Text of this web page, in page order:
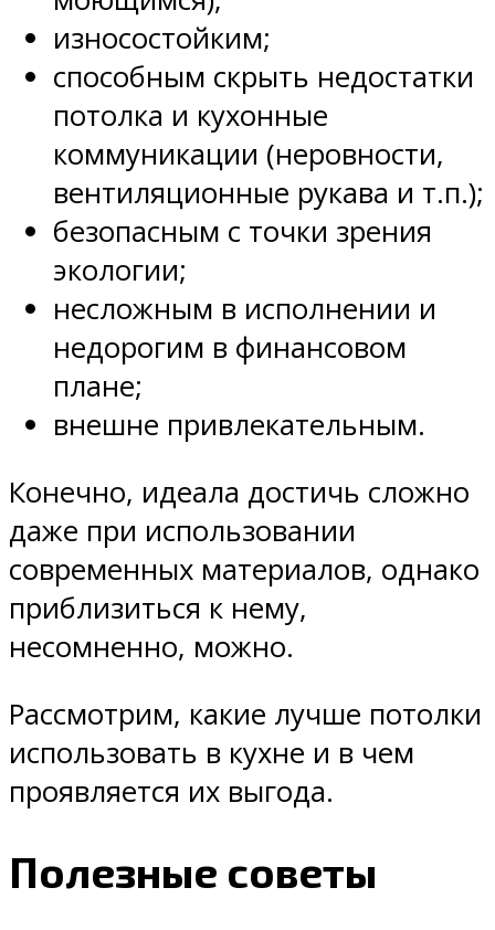
износостойким;
способным скрыть недостатки
потолка и кухонные
коммуникации (неровности,
вентиляционные рукава и т.п.);
безопасным с точки зрения
экологии;
несложным в исполнении и
недорогим в финансовом
плане;
внешне привлекательным.
Конечно, идеала достичь сложно
даже при использовании
современных материалов, однако
приблизиться к нему,
несомненно, можно.
Рассмотрим, какие лучше потолки
использовать в кухне и в чем
проявляется их выгода.
Полезные советы